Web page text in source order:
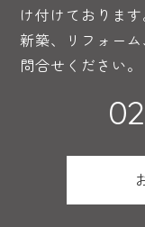
け付けております
新築、リフォー
問合せください。